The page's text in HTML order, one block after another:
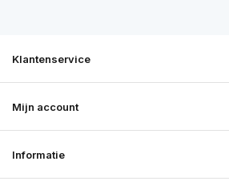
Klantenservice
Mijn account
Informatie